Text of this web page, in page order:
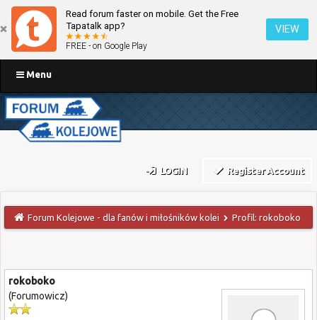
Read forum faster on mobile. Get the Free
Tapatalk app?
FREE - on Google Play
VIEW
Menu
LOGIN Register Account
Forum Kolejowe - dla fanów i miłośników kolei Profil: rokoboko
rokoboko
(Forumowicz)